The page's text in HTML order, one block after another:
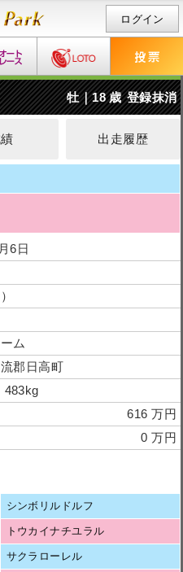
ログイン
牡｜18 歳 登録抹消
出走履歴
6日
ム
郡日高町
483kg
616 万円
0 万円
シンボリルドルフ
トウカイナチユラル
サクラローレル